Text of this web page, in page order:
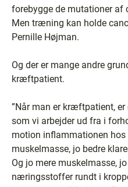
forebygge de mutationer af
Men træning kan holde
Pernille Højman.
Og der er mange andre
kræftpatient.
”Når man er kræftpatient, er
som vi arbejder ud fra i
motion inflammationen
muskelmasse, jo bedre
Og jo mere muskelmasse,
næringsstoffer rundt i